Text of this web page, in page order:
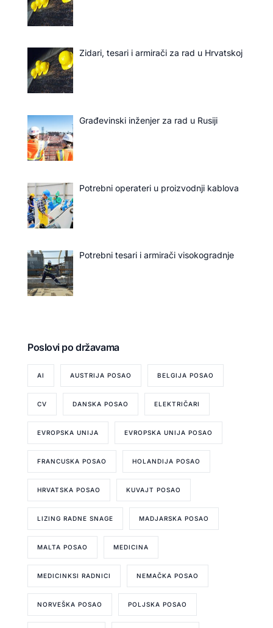
Zidari, tesari i armirači za rad u Hrvatskoj
Građevinski inženjer za rad u Rusiji
Potrebni operateri u proizvodnji kablova
Potrebni tesari i armirači visokogradnje
Poslovi po državama
AI AUSTRIJA POSAO BELGIJA POSAO
CV DANSKA POSAO ELEKTRIČARI
EVROPSKA UNIJA EVROPSKA UNIJA POSAO
FRANCUSKA POSAO HOLANDIJA POSAO
HRVATSKA POSAO KUVAJT POSAO
LIZING RADNE SNAGE MADJARSKA POSAO
MALTA POSAO MEDICINA
MEDICINKSI RADNICI NEMAČKA POSAO
NORVEŠKA POSAO POLJSKA POSAO